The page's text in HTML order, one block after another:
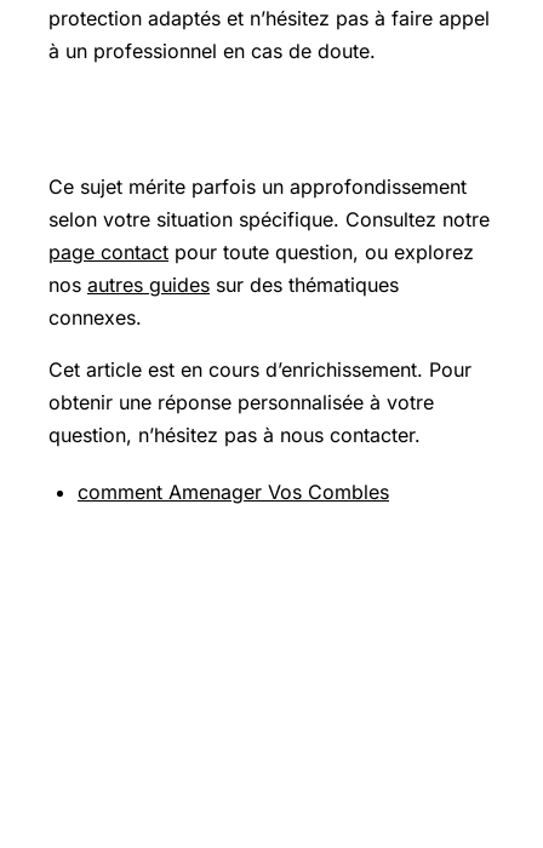
protection adaptés et n’hésitez pas à faire appel
à un professionnel en cas de doute.
Ce sujet mérite parfois un approfondissement
selon votre situation spécifique. Consultez notre
page contact pour toute question, ou explorez
nos autres guides sur des thématiques
connexes.
Cet article est en cours d’enrichissement. Pour
obtenir une réponse personnalisée à votre
question, n’hésitez pas à nous contacter.
comment Amenager Vos Combles